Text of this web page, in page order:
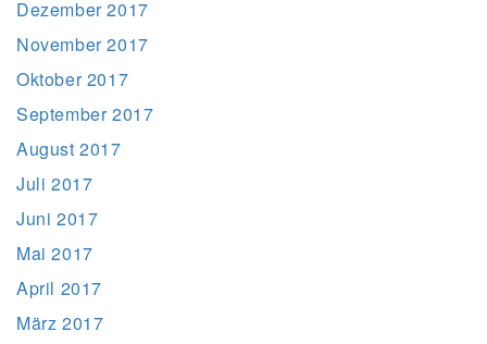
Dezember 2017
November 2017
Oktober 2017
September 2017
August 2017
Juli 2017
Juni 2017
Mai 2017
April 2017
März 2017